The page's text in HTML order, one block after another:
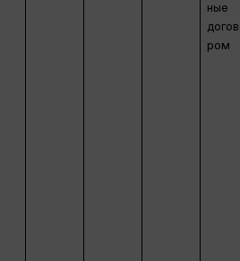
ные
ром